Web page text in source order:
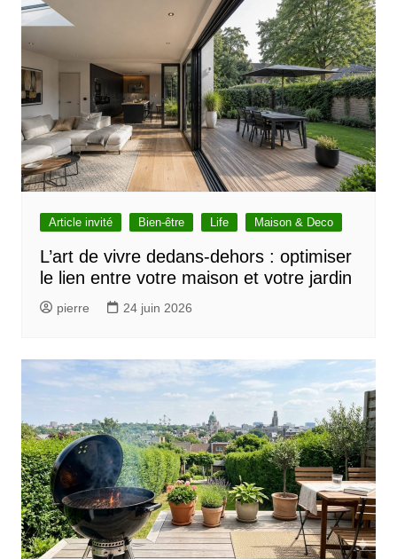
Article invité Bien-être Life Maison & Deco
L’art de vivre dedans-dehors : optimiser
le lien entre votre maison et votre jardin
pierre 24 juin 2026